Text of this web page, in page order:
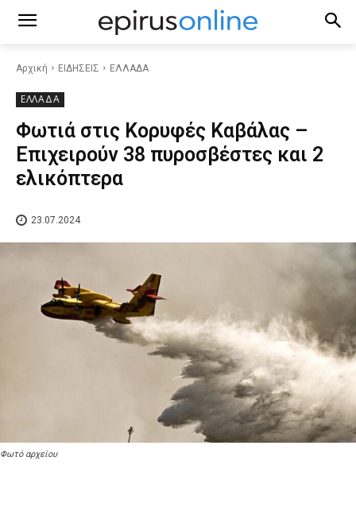
Αρχική ΕΙΔΗΣΕΙΣ ΕΛΛΑΔΑ
ΕΛΛΑΔΑ
Φωτιά στις Κορυφές Καβάλας –
Επιχειρούν 38 πυροσβέστες και 2
ελικόπτερα
23.07.2024
Φωτό αρχείου